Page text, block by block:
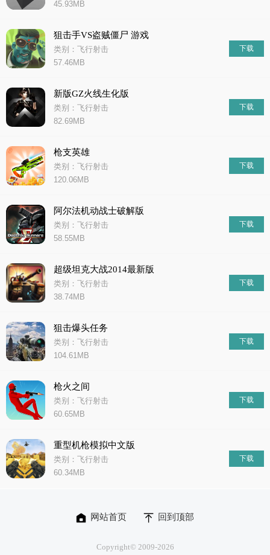
45.93MB
狙击手VS盗贼僵尸 游戏
类别：飞行射击
57.46MB
下载
新版GZ火线生化版
类别：飞行射击
82.69MB
下载
枪支英雄
类别：飞行射击
120.06MB
下载
阿尔法机动战士破解版
类别：飞行射击
58.55MB
下载
超级坦克大战2014最新版
类别：飞行射击
38.74MB
下载
狙击爆头任务
类别：飞行射击
104.61MB
下载
枪火之间
类别：飞行射击
60.65MB
下载
重型机枪模拟中文版
类别：飞行射击
60.34MB
下载
网站首页 回到顶部
Copyright© 2009-2026